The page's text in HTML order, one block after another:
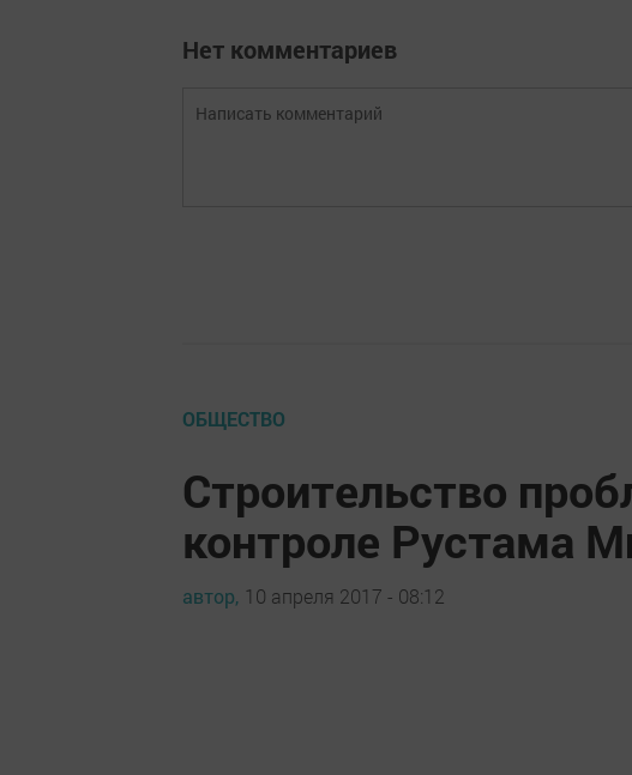
Нет комментариев
ОБЩЕСТВО
Строительство
контроле Рустама
автор, 10 апреля 2017 - 08:12